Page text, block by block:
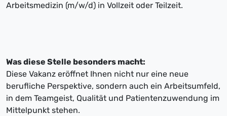
Arbeitsmedizin (m/w/d) in Vollzeit oder Teilzeit.
Was diese Stelle besonders macht:
Diese Vakanz eröffnet Ihnen nicht nur eine neue
berufliche Perspektive, sondern auch ein Arbeitsumfeld,
in dem Teamgeist, Qualität und Patientenzuwendung im
Mittelpunkt stehen.